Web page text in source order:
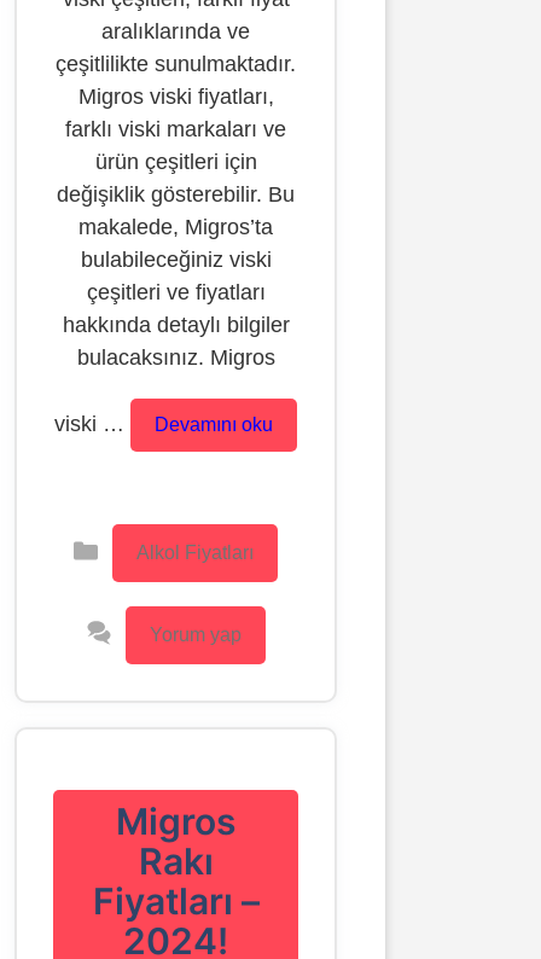
aralıklarında ve
çeşitlilikte sunulmaktadır.
Migros viski fiyatları,
farklı viski markaları ve
ürün çeşitleri için
değişiklik gösterebilir. Bu
makalede, Migros’ta
bulabileceğiniz viski
çeşitleri ve fiyatları
hakkında detaylı bilgiler
bulacaksınız. Migros
viski … Devamını oku
Alkol Fiyatları
Yorum yap
Migros
Rakı
Fiyatları –
2024!